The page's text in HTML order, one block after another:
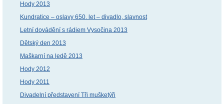
Hody 2013
Kundratice – oslavy 650. let – divadlo, slavnost
Letní dovádění s rádiem Vysočina 2013
Dětský den 2013
Maškarní na ledě 2013
Hody 2012
Hody 2011
Divadelní představení Tři mušketýři